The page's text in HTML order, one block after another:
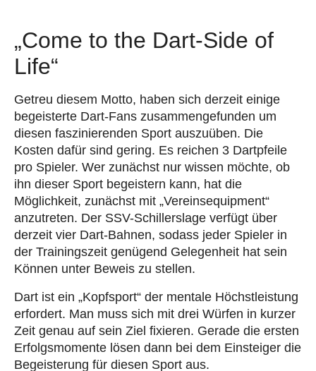
„Come to the Dart-Side of
Life“
Getreu diesem Motto, haben sich derzeit einige
begeisterte Dart-Fans zusammengefunden um
diesen faszinierenden Sport auszuüben. Die
Kosten dafür sind gering. Es reichen 3 Dartpfeile
pro Spieler. Wer zunächst nur wissen möchte, ob
ihn dieser Sport begeistern kann, hat die
Möglichkeit, zunächst mit „Vereinsequipment“
anzutreten. Der SSV-Schillerslage verfügt über
derzeit vier Dart-Bahnen, sodass jeder Spieler in
der Trainingszeit genügend Gelegenheit hat sein
Können unter Beweis zu stellen.
Dart ist ein „Kopfsport“ der mentale Höchstleistung
erfordert. Man muss sich mit drei Würfen in kurzer
Zeit genau auf sein Ziel fixieren. Gerade die ersten
Erfolgsmomente lösen dann bei dem Einsteiger die
Begeisterung für diesen Sport aus.